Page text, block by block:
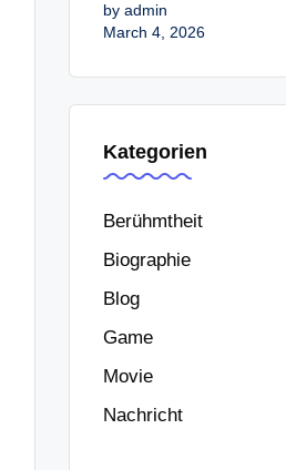
by admin
March 4, 2026
Kategorien
Berühmtheit
Biographie
Blog
Game
Movie
Nachricht